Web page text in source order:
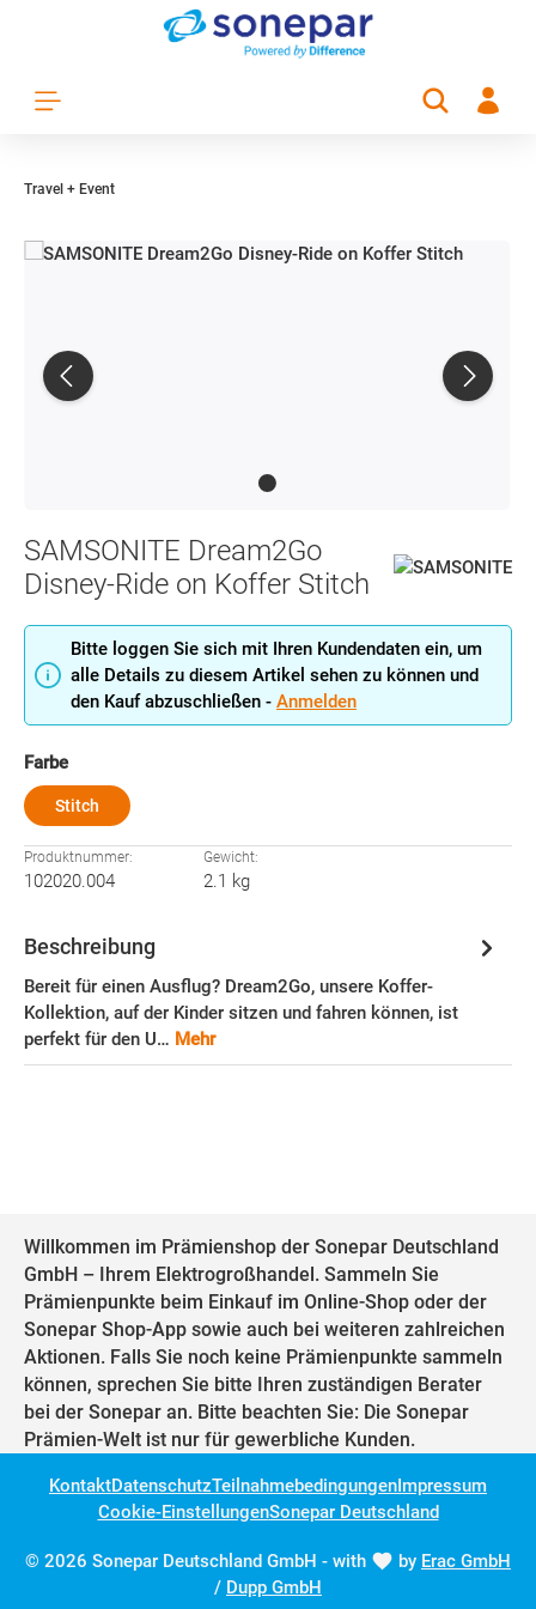
Zum Hauptinhalt springen
Travel + Event
SAMSONITE Dream2Go
Disney-Ride on Koffer Stitch
Bitte loggen Sie sich mit Ihren Kundendaten ein, um
alle Details zu diesem Artikel sehen zu können und
den Kauf abzuschließen - Anmelden
Farbeauswählen
Stitch
Produktnummer:
102020.004
Gewicht:
2.1 kg
Beschreibung
Bereit für einen Ausflug? Dream2Go, unsere Koffer-
Kollektion, auf der Kinder sitzen und fahren können, ist
perfekt für den U… Mehr
Willkommen im Prämienshop der Sonepar Deutschland
GmbH – Ihrem Elektrogroßhandel. Sammeln Sie
Prämienpunkte beim Einkauf im Online-Shop oder der
Sonepar Shop-App sowie auch bei weiteren zahlreichen
Aktionen. Falls Sie noch keine Prämienpunkte sammeln
können, sprechen Sie bitte Ihren zuständigen Berater
bei der Sonepar an. Bitte beachten Sie: Die Sonepar
Prämien-Welt ist nur für gewerbliche Kunden.
© 2026 Sonepar Deutschland GmbH - with by Erac GmbH
/ Dupp GmbH
KontaktDatenschutzTeilnahmebedingungenImpressum
Cookie-EinstellungenSonepar Deutschland